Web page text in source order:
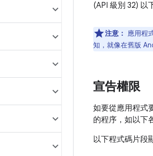
(API 級別 32) 以
注意： 應用程
知，就像在舊版
宣告權限
如要從應用程式
的程序，如以下
以下程式碼片段